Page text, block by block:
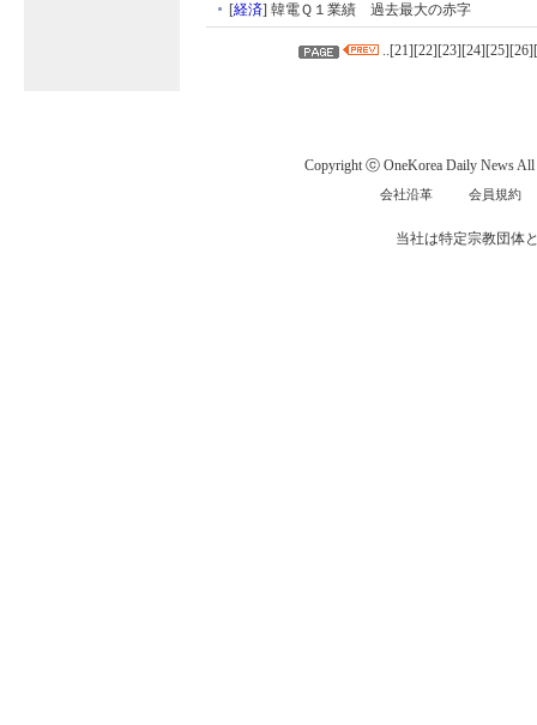
[経済] 韓電Ｑ１業績 過去最大の赤字
..[21][22][23][24][25][26][
Copyright ⓒ OneKorea Daily News All
会社沿革 会員規約
当社は特定宗教団体